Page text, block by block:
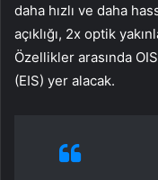
daha hızlı ve daha
açıklığı, 2x optik
Özellikler arasında
(EIS) yer alacak.